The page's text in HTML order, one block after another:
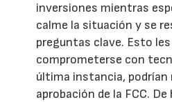
inversiones mientras
calme la situación y se
preguntas clave. Esto
comprometerse con
última instancia, podrían
aprobación de la FCC.